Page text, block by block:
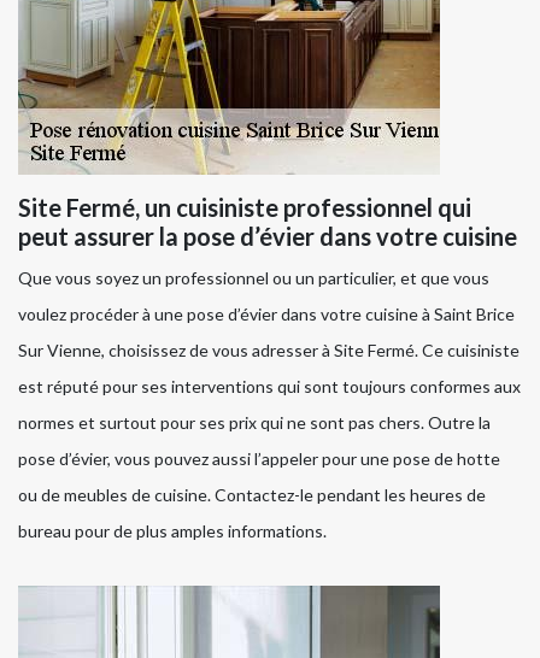
Site Fermé, un cuisiniste professionnel qui
peut assurer la pose d’évier dans votre cuisine
Que vous soyez un professionnel ou un particulier, et que vous
voulez procéder à une pose d’évier dans votre cuisine à Saint Brice
Sur Vienne, choisissez de vous adresser à Site Fermé. Ce cuisiniste
est réputé pour ses interventions qui sont toujours conformes aux
normes et surtout pour ses prix qui ne sont pas chers. Outre la
pose d’évier, vous pouvez aussi l’appeler pour une pose de hotte
ou de meubles de cuisine. Contactez-le pendant les heures de
bureau pour de plus amples informations.